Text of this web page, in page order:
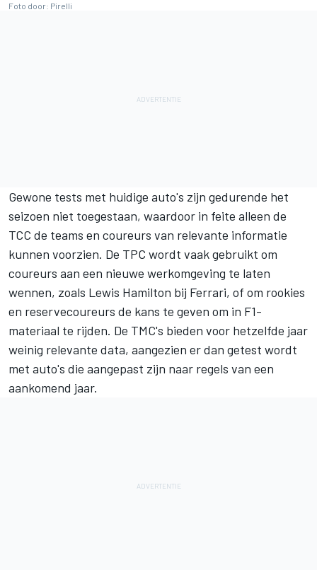
Foto door: Pirelli
Gewone tests met huidige auto's zijn gedurende het
seizoen niet toegestaan, waardoor in feite alleen de
TCC de teams en coureurs van relevante informatie
kunnen voorzien. De TPC wordt vaak gebruikt om
coureurs aan een nieuwe werkomgeving te laten
wennen, zoals Lewis Hamilton bij Ferrari, of om rookies
en reservecoureurs de kans te geven om in F1-
materiaal te rijden. De TMC's bieden voor hetzelfde jaar
weinig relevante data, aangezien er dan getest wordt
met auto's die aangepast zijn naar regels van een
aankomend jaar.